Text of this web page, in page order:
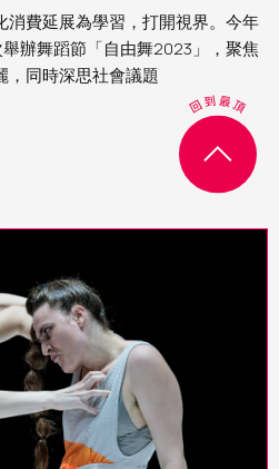
費延展為學習，打開視界。今年
辦舞蹈節「自由舞2023」，聚焦
，同時深思社會議題